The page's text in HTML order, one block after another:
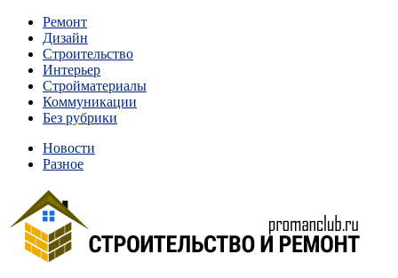
Перейти
содержимому
Ремонт
Дизайн
Строительство
Интерьер
Стройматериалы
Коммуникации
Без рубрики
Новости
Разное